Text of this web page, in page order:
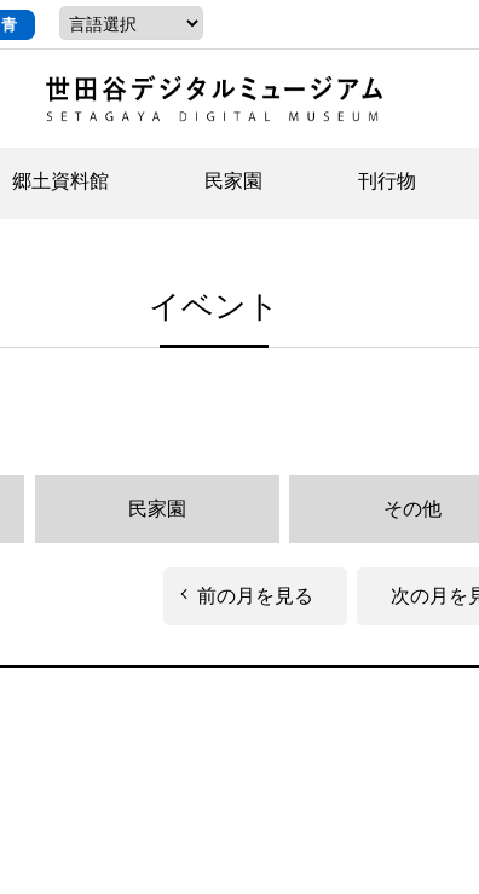
青
郷土資料館
イベント
民家園
イベント
刊行物
ジュニア講座
イベント
民家園 その他
前の月を見る 次の月を